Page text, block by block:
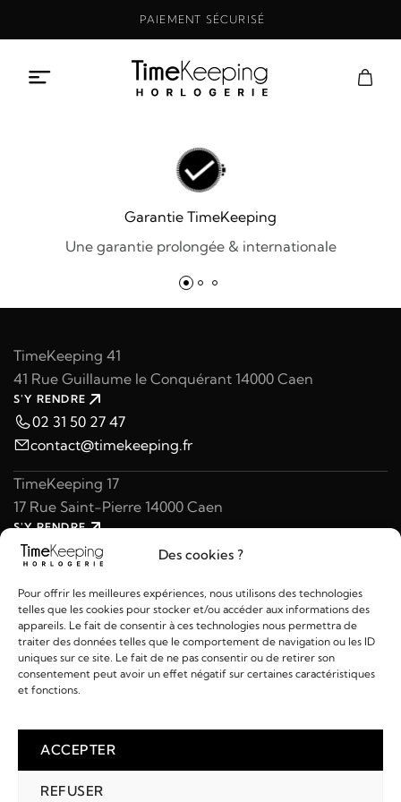
Des cookies ?
Pour offrir les meilleures expériences, nous utilisons des technologies
telles que les cookies pour stocker et/ou accéder aux informations des
appareils. Le fait de consentir à ces technologies nous permettra de
traiter des données telles que le comportement de navigation ou les ID
uniques sur ce site. Le fait de ne pas consentir ou de retirer son
consentement peut avoir un effet négatif sur certaines caractéristiques
et fonctions.
ACCEPTER
REFUSER
PAIEMENT SÉCURISÉ
Garantie TimeKeeping
Une garantie prolongée & internationale
TimeKeeping 41
41 Rue Guillaume le Conquérant 14000 Caen
S'Y RENDRE
02 31 50 27 47
contact@timekeeping.fr
TimeKeeping 17
17 Rue Saint-Pierre 14000 Caen
S'Y RENDRE
02 31 47 49 97
contact@timekeeping.fr
Liens utiles
2026 © TIMEKEEPING - Réalisé par